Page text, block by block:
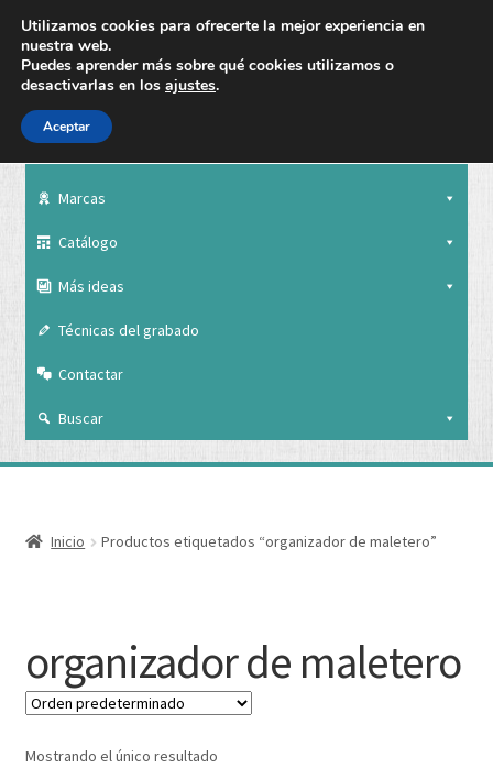
Marcas
Catálogo
Más ideas
Técnicas del grabado
Contactar
Buscar
Nuestra empresa
hijo
Técnicas del grabado
Contactar
Inicio Productos etiquetados “organizador de maletero”
organizador de maletero
Mostrando el único resultado
Utilizamos cookies para ofrecerte la mejor experiencia en
nuestra web.
Puedes aprender más sobre qué cookies utilizamos o
desactivarlas en los ajustes.
Aceptar